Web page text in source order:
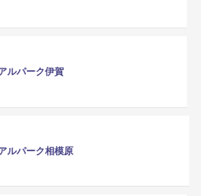
ルパーク伊賀
ルパーク相模原